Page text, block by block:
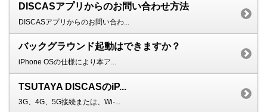
DISCASアプリからのお問い合わせ方法
DISCASアプリからのお問い合わ...
バックグラウンド起動はできますか？
iPhone OSの仕様により本ア...
TSUTAYA DISCASのiP...
3G、4G、5G接続または、Wi-...